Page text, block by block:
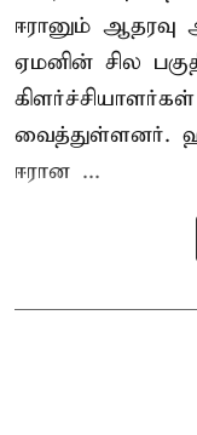
ஈரானும் ஆதரவு
ஏமனின் சில
வைத்துள்ளனர்.
ஈரான ...